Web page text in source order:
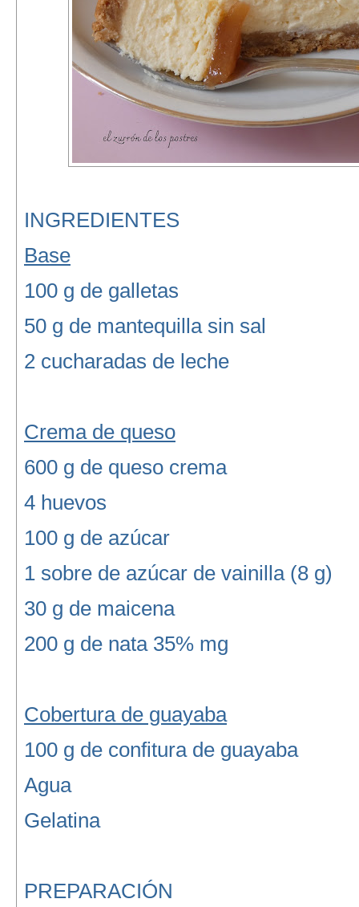
INGREDIENTES
Base
100 g de galletas
50 g de mantequilla sin sal
2 cucharadas de leche
Crema de queso
600 g de queso crema
4 huevos
100 g de azúcar
1 sobre de azúcar de vainilla (8 g)
30 g de maicena
200 g de nata 35% mg
Cobertura de guayaba
100 g de confitura de guayaba
Agua
Gelatina
PREPARACIÓN